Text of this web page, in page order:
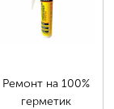
Ремонт на 100%
герметик